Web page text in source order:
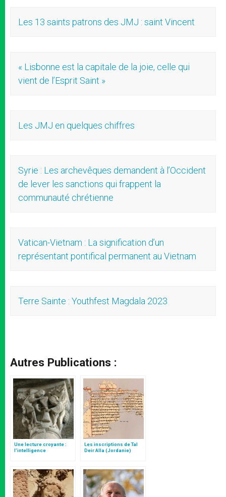
Les 13 saints patrons des JMJ : saint Vincent
« Lisbonne est la capitale de la joie, celle qui
vient de l’Esprit Saint »
Les JMJ en quelques chiffres
Syrie : Les archevêques demandent à l’Occident
de lever les sanctions qui frappent la
communauté chrétienne
Vatican-Vietnam : La signification d’un
représentant pontifical permanent au Vietnam
Terre Sainte : Youthfest Magdala 2023
Autres Publications :
Une lecture croyante :
l’intelligence
Les inscriptions de Tal
Deir Alla (Jordanie)